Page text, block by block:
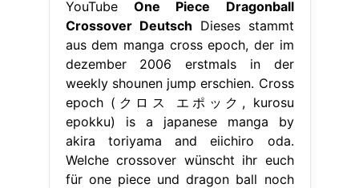
YouTube One Piece Dragonball
Crossover Deutsch Dieses stammt
aus dem manga cross epoch, der im
dezember 2006 erstmals in der
weekly shounen jump erschien. Cross
epoch (クロス エポック, kurosu
epokku) is a japanese manga by
akira toriyama and eiichiro oda.
Welche crossover wünscht ihr euch
für one piece und dragon ball noch